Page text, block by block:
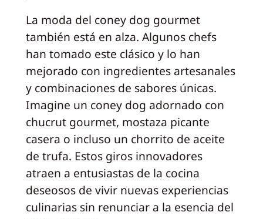
La moda del coney dog gourmet
también está en alza. Algunos chefs
han tomado este clásico y lo han
mejorado con ingredientes artesanales
y combinaciones de sabores únicas.
Imagine un coney dog adornado con
chucrut gourmet, mostaza picante
casera o incluso un chorrito de aceite
de trufa. Estos giros innovadores
atraen a entusiastas de la cocina
deseosos de vivir nuevas experiencias
culinarias sin renunciar a la esencia del